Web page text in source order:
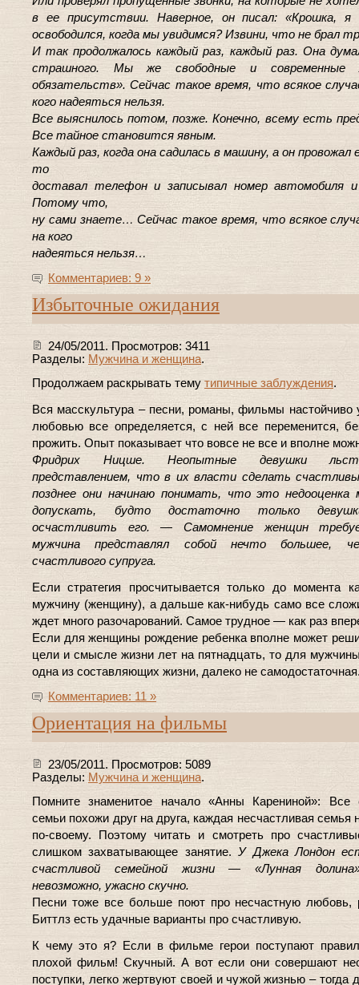
в ее присутствии. Наверное, он писал: «Крошка, я
освободился, когда мы увидимся? Извини, что не брал
И так продолжалось каждый раз, каждый раз. Она
страшного. Мы же свободные и современные
обязательств». Сейчас такое время, что всякое
кого надеяться нельзя.
Все выяснилось потом, позже. Конечно, всему есть
Все тайное становится явным.
Каждый раз, когда она садилась в машину, а он провожал
то
доставал телефон и записывал номер автомобиля и
Потому что,
ну сами знаете… Сейчас такое время, что всякое
на кого
надеяться нельзя…
Комментариев: 9 »
Избыточные ожидания
24/05/2011. Просмотров: 3411
Разделы: Мужчина и женщина.
Продолжаем раскрывать тему типичные заблуждения.
Вся масскультура – песни, романы, фильмы настойчиво
любовью все определяется, с ней все переменится,
прожить. Опыт показывает что вовсе не все и вполне
Фридрих Ницше. Неопытные девушки
представлением, что в их власти сделать
позднее они начинаю понимать, что это
допускать, будто достаточно только
осчастливить его. — Самомнение женщин
мужчина представлял собой нечто большее,
счастливого супруга.
Если стратегия просчитывается только до момента
мужчину (женщину), а дальше как-нибудь само все
ждет много разочарований. Самое трудное — как раз
Если для женщины рождение ребенка вполне может
цели и смысле жизни лет на пятнадцать, то для
одна из составляющих жизни, далеко не
Комментариев: 11 »
Ориентация на фильмы
23/05/2011. Просмотров: 5089
Разделы: Мужчина и женщина.
Помните знаменитое начало «Анны Карениной»: Все
семьи похожи друг на друга, каждая несчастливая семья
по-своему. Поэтому читать и смотреть про
слишком захватывающее занятие. У Джека Лондон
счастливой семейной жизни — «Лунная
невозможно, ужасно скучно.
Песни тоже все больше поют про несчастную любовь,
Биттлз есть удачные варианты про счастливую.
К чему это я? Если в фильме герои поступают
плохой фильм! Скучный. А вот если они совершают
поступки, легко жертвуют своей и чужой жизнью – тогда